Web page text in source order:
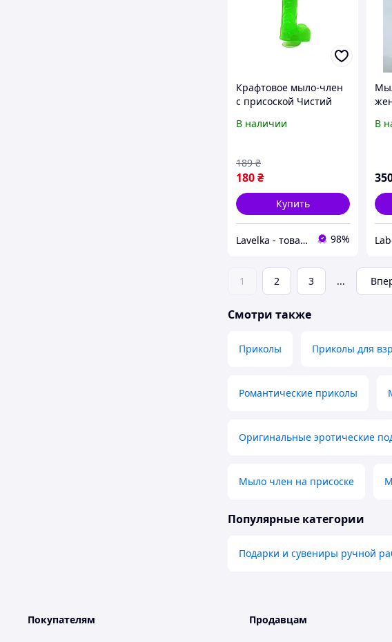
Крафтовое мыло-член
с присоской Чистий
натуральное Sexual
В наличии
180₴
189 ₴
Купить
Lavelka - товары для удовольствия 98%
В
1 2 3 ...
Смотри также
Приколы Приколы для
Романтические приколы
Оригинальные эротические
Мыло член на присоске
Популярные категории
Подарки и сувениры ручной
Покупателям Продавцам